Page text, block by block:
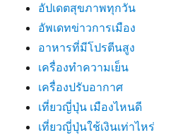
อัปเดตสุขภาพทุกวัน
อัพเดทข่าวการเมือง
อาหารที่มีโปรตีนสูง
เครื่องทำความเย็น
เครื่องปรับอากาศ
เที่ยวญี่ปุ่น เมืองไหนดี
เที่ยวญี่ปุ่นใช้เงินเท่าไหร่